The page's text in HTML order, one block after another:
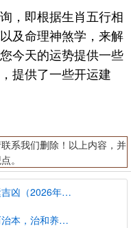
即根据生肖五行相
及命理神煞学，来解
今天的运势提供一些
提供了一些开运建
系我们删除！以上内容，并
。
生肖属猪人今日运势运程财运吉凶（2026年8月7日）详解查询
中医养生学强调治病不治表而治本，治和养兼顾是有必要的